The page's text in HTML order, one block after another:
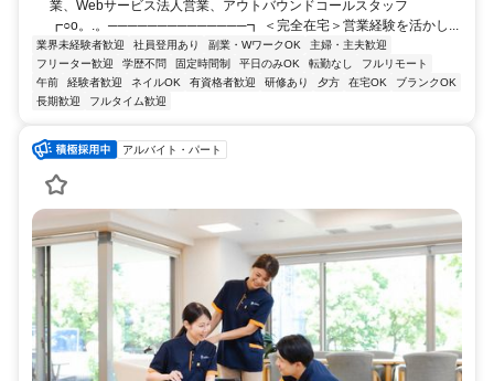
業、Webサービス法人営業、アウトバウンドコールスタッフ
┏○o。.。──────────────┓ ＜完全在宅＞営業経験を活かし...
業界未経験者歓迎 社員登用あり 副業・WワークOK
主婦・主夫歓迎
フリーター歓迎
学歴不問 固定時間制 平日のみOK 転勤なし
フルリモート
午前
経験者歓迎 ネイルOK 有資格者歓迎 研修あり 夕方 在宅OK
ブランクOK
長期歓迎
フルタイム歓迎
アルバイト・パート